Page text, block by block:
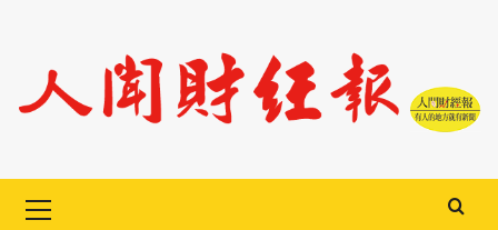
content
Menu